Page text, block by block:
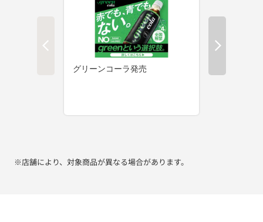
※店舗により、対象商品が異なる場合があります。